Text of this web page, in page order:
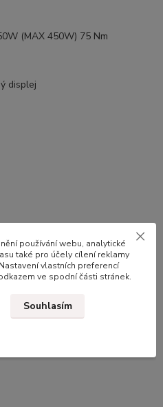
(MAX 450W) 75 Nm
displej
používání webu, analytické
také pro účely cílení reklamy
vlastních preferencí
ve spodní části stránek.
Souhlasím